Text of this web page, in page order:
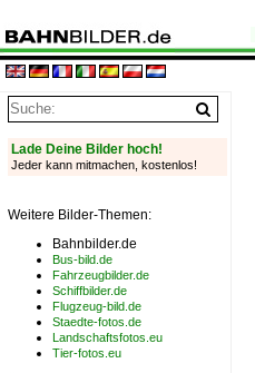
Lade Deine Bilder hoch!
Jeder kann mitmachen, kostenlos!
Weitere Bilder-Themen:
Bahnbilder.de
Bus-bild.de
Fahrzeugbilder.de
Schiffbilder.de
Flugzeug-bild.de
Staedte-fotos.de
Landschaftsfotos.eu
Tier-fotos.eu